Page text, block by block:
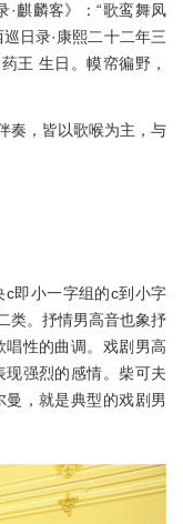
·麒麟客》：“歌鸾舞凤
日录·康熙二十二年三
王 生日。幙帟徧野，
奏，皆以歌喉为主，与
c即小一字组的c到小字
类。抒情男高音也象抒
性的曲调。戏剧男高
强烈的感情。柴可夫
，就是典型的戏剧男